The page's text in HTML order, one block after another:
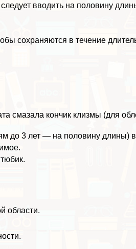
вводить на половину
сохраняются в течение
смазала кончик клизмы (для
до 3 лет — на половину длины)
области.